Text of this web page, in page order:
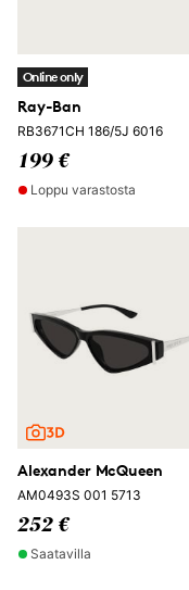
Online only
Ray-Ban
RB3671CH 186/5J 6016
199 €
Loppu varastosta
Alexander McQueen
AM0493S 001 5713
252 €
Saatavilla